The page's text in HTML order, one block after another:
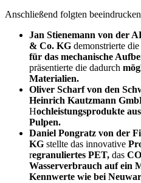
Anschließend folgten
Jan Stienemann von der
& Co. KG demonstrierte die
für das mechanische
präsentierte die dadurch
Materialien.
Oliver Scharf von den
Heinrich Kautzmann
Hochleistungsprodukte
Pulpen.
Daniel Pongratz von der
KG stellte das innovative
regranuliertes PET, das
Wasserverbrauch auf ein
Kennwerte wie bei